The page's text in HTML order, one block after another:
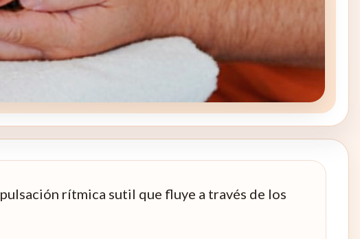
rítmica sutil que fluye a través de los